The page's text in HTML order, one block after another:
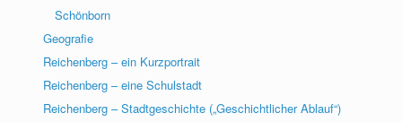
Schönborn
Geografie
Reichenberg – ein Kurzportrait
Reichenberg – eine Schulstadt
Reichenberg – Stadtgeschichte („Geschichtlicher Ablauf“)